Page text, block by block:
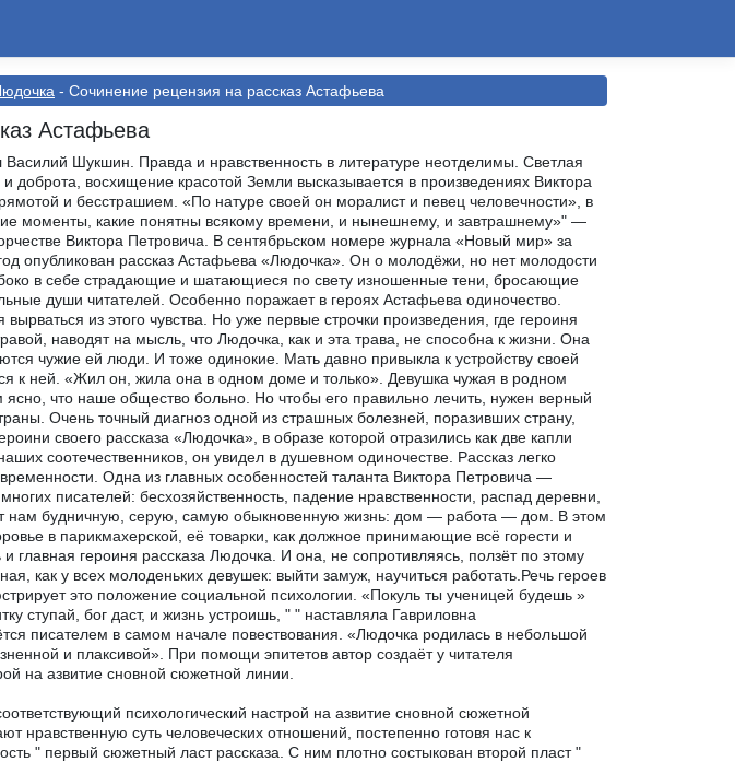
- Сочинение рецензия на рассказ Астафьева
Астафьева
Шукшин. Правда и нравственность в литературе неотделимы. Светлая
доброта, восхищение красотой Земли высказывается в произведениях Виктора
и бесстрашием. «По натуре своей он моралист и певец человечности», в
моменты, какие понятны всякому времени, и нынешнему, и завтрашнему»" —
Виктора Петровича. В сентябрьском номере журнала «Новый мир» за
опубликован рассказ Астафьева «Людочка». Он о молодёжи, но нет молодости
в себе страдающие и шатающиеся по свету изношенные тени, бросающие
души читателей. Особенно поражает в героях Астафьева одиночество.
из этого чувства. Но уже первые строчки произведения, где героиня
наводят на мысль, что Людочка, как и эта трава, не способна к жизни. Она
чужие ей люди. И тоже одинокие. Мать давно привыкла к устройству своей
к ней. «Жил он, жила она в одном доме и только». Девушка чужая в родном
что наше общество больно. Но чтобы его правильно лечить, нужен верный
Очень точный диагноз одной из страшных болезней, поразивших страну,
своего рассказа «Людочка», в образе которой отразились как две капли
соотечественников, он увидел в душевном одиночестве. Рассказ легко
Одна из главных особенностей таланта Виктора Петровича —
писателей: бесхозяйственность, падение нравственности, распад деревни,
нам будничную, серую, самую обыкновенную жизнь: дом — работа — дом. В этом
в парикмахерской, её товарки, как должное принимающие всё горести и
главная героиня рассказа Людочка. И она, не сопротивляясь, ползёт по этому
как у всех молоденьких девушек: выйти замуж, научиться работать.Речь героев
это положение социальной психологии. «Покуль ты ученицей будешь »
ступай, бог даст, и жизнь устроишь, " " наставляла Гавриловна
писателем в самом начале повествования. «Людочка родилась в небольшой
и плаксивой». При помощи эпитетов автор создаёт у читателя
на азвитие сновной сюжетной линии.
психологический настрой на азвитие сновной сюжетной
нравственную суть человеческих отношений, постепенно готовя нас к
" первый сюжетный ласт рассказа. С ним плотно состыкован второй пласт "